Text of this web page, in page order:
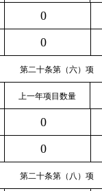
0
0
第二十条第（六）项
上一年项目数量
0
0
第二十条第（八）项